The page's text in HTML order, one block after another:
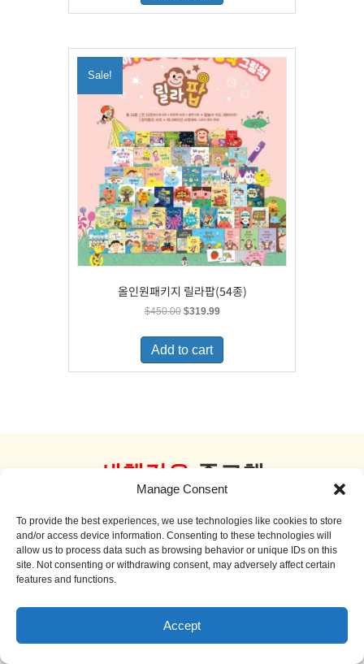
Manage Consent
To provide the best experiences, we use technologies like cookies to store
and/or access device information. Consenting to these technologies will
allow us to process data such as browsing behavior or unique IDs on this
site. Not consenting or withdrawing consent, may adversely affect certain
features and functions.
Accept
Sale!
올인원패키지 릴라팝(54종)
$450.00 Original
was:
$450.00.
$319.99Current
is:
Add to cart
새책같은 중고책
더 보기
Sale!